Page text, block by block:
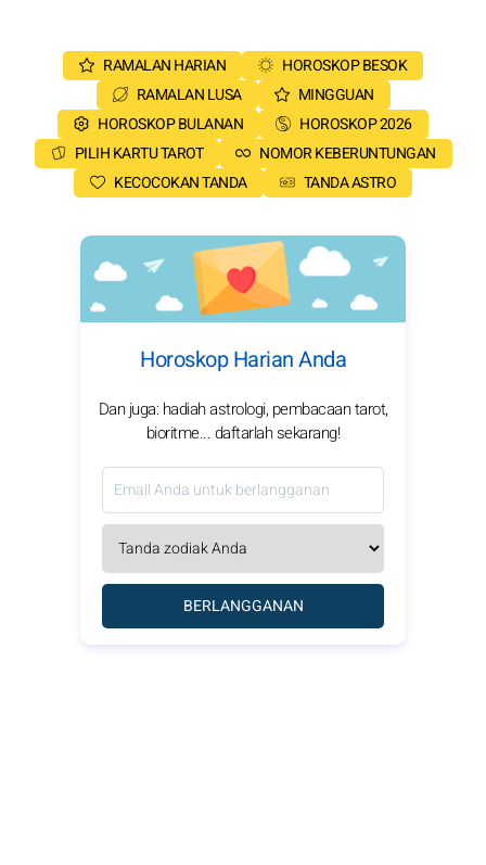
RAMALAN HARIAN
HOROSKOP BESOK
RAMALAN LUSA
MINGGUAN
HOROSKOP BULANAN
HOROSKOP 2026
PILIH KARTU TAROT
NOMOR KEBERUNTUNGAN
KECOCOKAN TANDA
TANDA ASTRO
Horoskop Harian Anda
Dan juga: hadiah astrologi, pembacaan tarot,
bioritme... daftarlah sekarang!
BERLANGGANAN